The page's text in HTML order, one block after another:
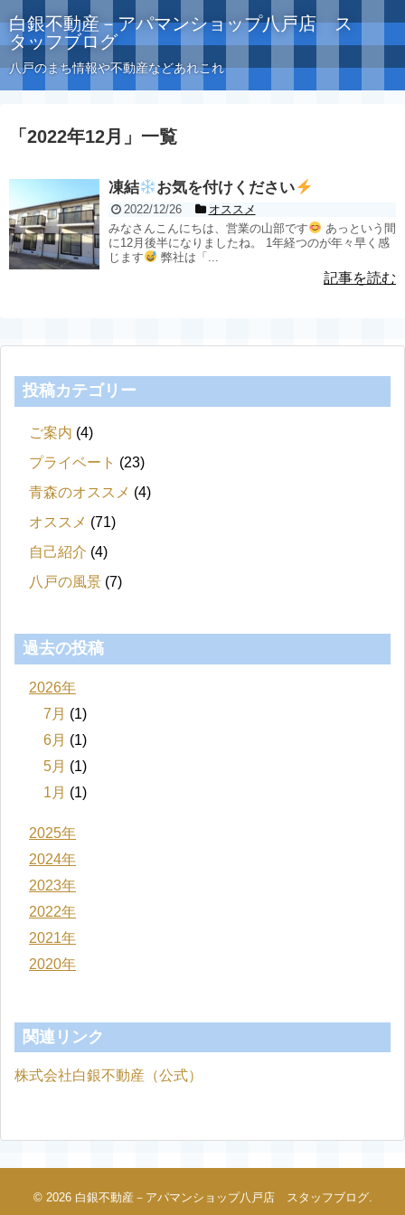
白銀不動産－アパマンショップ八戸店 ス
タッフブログ
八戸のまち情報や不動産などあれこれ
「 2022年12月 」 一覧
凍結 お気を付けください
2022/12/26
オススメ
みなさんこんにちは、営業の山部です
あっという間
に12月後半になりましたね。 1年経つのが年々早く感
じます
弊社は「...
記事を読む
投稿カテゴリー
ご案内 (4)
プライベート (23)
青森のオススメ (4)
オススメ (71)
自己紹介 (4)
八戸の風景 (7)
過去の投稿
2026年
7月 (1)
6月 (1)
5月 (1)
1月 (1)
2025年
2024年
2023年
2022年
2021年
2020年
関連リンク
株式会社白銀不動産（公式）
© 2026 白銀不動産－アパマンショップ八戸店 スタッフブログ.